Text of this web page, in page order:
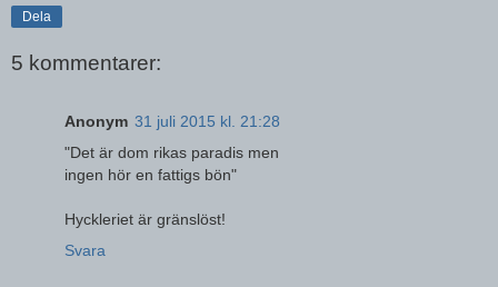
Dela
5 kommentarer:
Anonym 31 juli 2015 kl. 21:28
"Det är dom rikas paradis men
ingen hör en fattigs bön"
Hyckleriet är gränslöst!
Svara